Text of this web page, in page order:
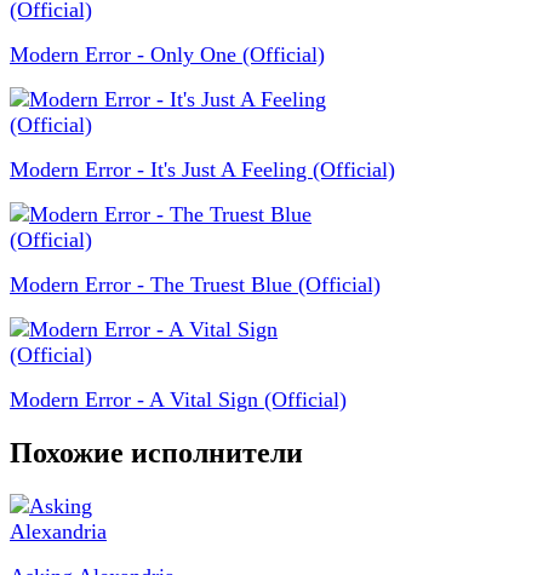
Modern Error - Only One (Official)
Modern Error - It's Just A Feeling (Official)
Modern Error - The Truest Blue (Official)
Modern Error - A Vital Sign (Official)
Похожие исполнители